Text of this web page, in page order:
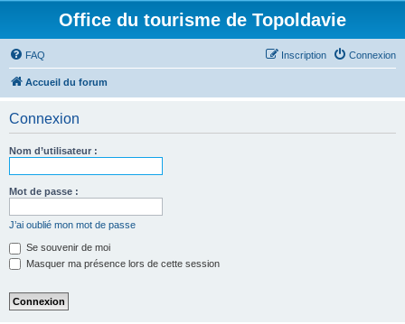
Office du tourisme de Topoldavie
FAQ Connexion
Inscription
Accueil du forum
Connexion
Nom d’utilisateur :
Mot de passe :
J’ai oublié mon mot de passe
Se souvenir de moi
Masquer ma présence lors de cette session